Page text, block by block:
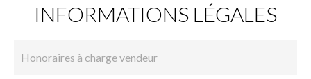
INFORMATIONS LÉGALES
Honoraires à charge vendeur